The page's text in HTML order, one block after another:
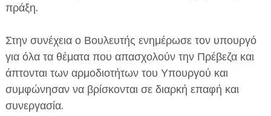
πράξη.
Στην συνέχεια ο Βουλευτής ενημέρωσε τον υπουργό
για όλα τα θέματα που απασχολούν την Πρέβεζα και
άπτονται των αρμοδιοτήτων του Υπουργού και
συμφώνησαν να βρίσκονται σε διαρκή επαφή και
συνεργασία.